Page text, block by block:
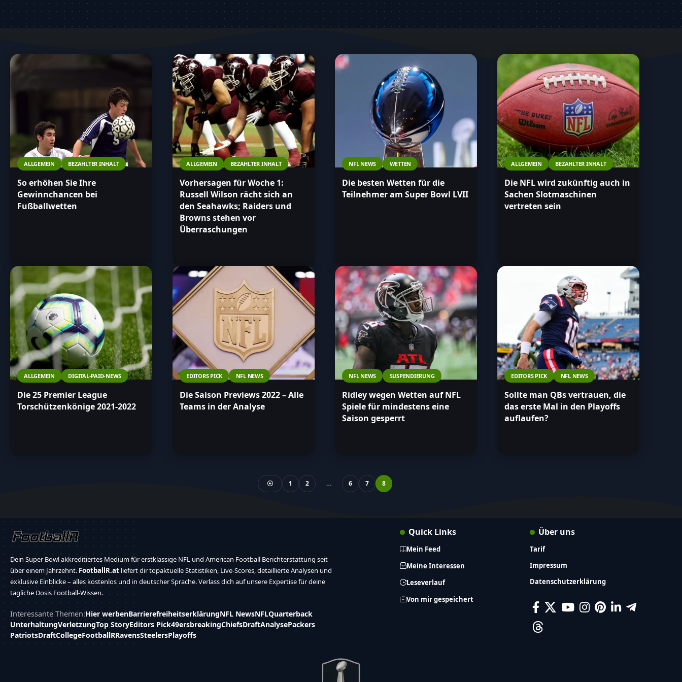
informiert in deine Wettentscheidungen zu gehen.
ALLGEMEIN BEZAHLTER INHALT
So erhöhen Sie Ihre
Gewinnchancen bei
Fußballwetten
ALLGEMEIN BEZAHLTER INHALT
Vorhersagen für Woche 1:
Russell Wilson rächt sich an
den Seahawks; Raiders und
Browns stehen vor
Überraschungen
NFL NEWS WETTEN
Die besten Wetten für die
Teilnehmer am Super Bowl LVII
ALLGEMEIN BEZAHLTER INHALT
Die NFL wird zukünftig auch in
Sachen Slotmaschinen
vertreten sein
ALLGEMEIN DIGITAL-PAID-NEWS
Die 25 Premier League
Torschützenkönige 2021-2022
EDITORS PICK NFL NEWS
Die Saison Previews 2022 – Alle
Teams in der Analyse
NFL NEWS SUSPENDIERUNG
Ridley wegen Wetten auf NFL
Spiele für mindestens eine
Saison gesperrt
EDITORS PICK NFL NEWS
Sollte man QBs vertrauen, die
das erste Mal in den Playoffs
auflaufen?
1 2 … 6 7 8
Dein Super Bowl akkreditiertes Medium für erstklassige NFL und American Football Berichterstattung seit
über einem Jahrzehnt.FootballR.at liefert dir topaktuelle Statistiken, Live-Scores, detaillierte Analysen und
exklusive Einblicke – alles kostenlos und in deutscher Sprache. Verlass dich auf unsere Expertise für deine
tägliche Dosis Football-Wissen.
Interessante Themen:Hier werbenBarrierefreiheitserklärungNFL NewsNFLQuarterback
UnterhaltungVerletzungTop StoryEditors Pick49ersbreakingChiefsDraftAnalysePackers
PatriotsDraftCollegeFootballRRavensSteelersPlayoffs
Quick Links
Mein Feed
Meine Interessen
Leseverlauf
Von mir gespeichert
Über uns
Tarif
Impressum
Datenschutzerklärung